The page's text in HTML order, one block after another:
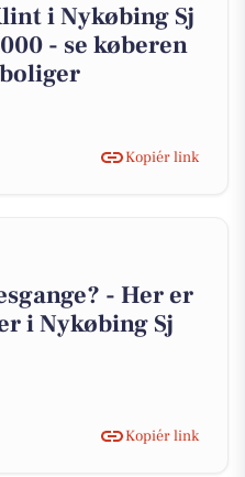
i Nykøbing Sj
- se køberen
Kopiér link
- Her er
i Nykøbing Sj
Kopiér link